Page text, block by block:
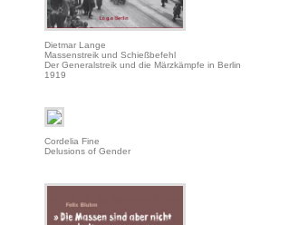
Dietmar Lange
Massenstreik und Schießbefehl
Der Generalstreik und die Märzkämpfe in Berlin
1919
Cordelia Fine
Delusions of Gender